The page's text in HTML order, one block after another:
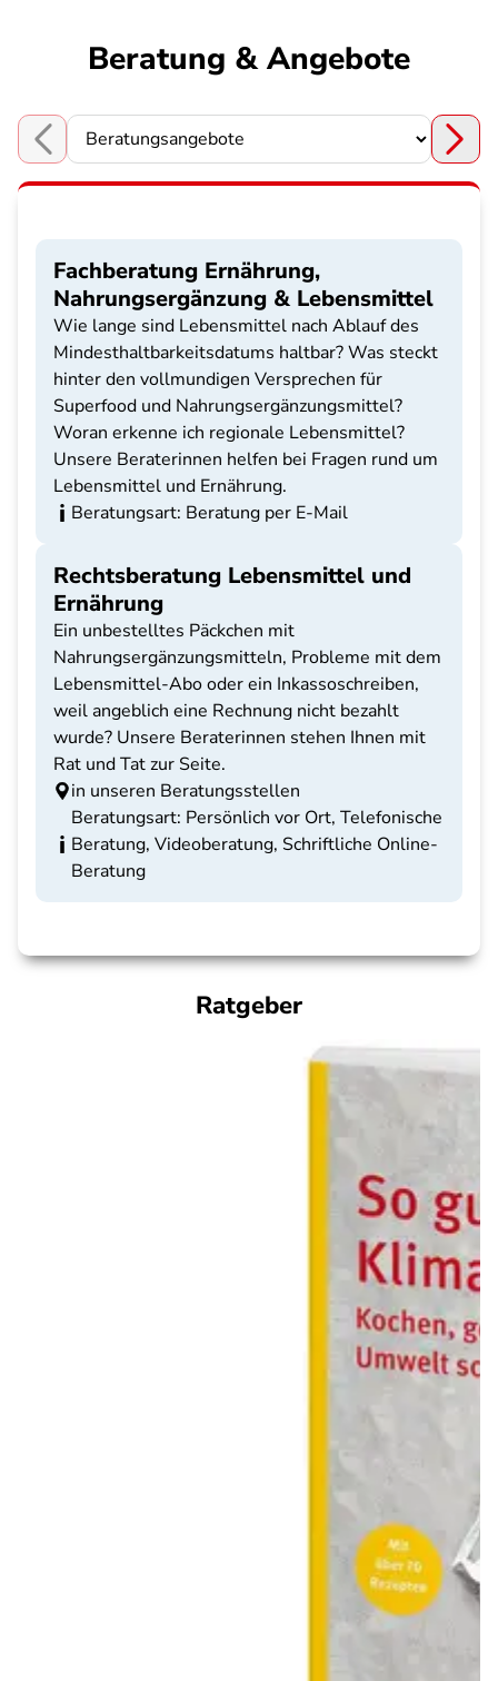
Beratung & Angebote
Choose a section
Fachberatung Ernährung,
Nahrungsergänzung & Lebensmittel
Wie lange sind Lebensmittel nach Ablauf des
Mindesthaltbarkeitsdatums haltbar? Was steckt
hinter den vollmundigen Versprechen für
Superfood und Nahrungsergänzungsmittel?
Woran erkenne ich regionale Lebensmittel?
Unsere Beraterinnen helfen bei Fragen rund um
Lebensmittel und Ernährung.
Beratungsart: Beratung per E-Mail
Rechtsberatung Lebensmittel und
Ernährung
Ein unbestelltes Päckchen mit
Nahrungsergänzungsmitteln, Probleme mit dem
Lebensmittel-Abo oder ein Inkassoschreiben,
weil angeblich eine Rechnung nicht bezahlt
wurde? Unsere Beraterinnen stehen Ihnen mit
Rat und Tat zur Seite.
in unseren Beratungsstellen
Beratungsart: Persönlich vor Ort, Telefonische
Beratung, Videoberatung, Schriftliche Online-
Beratung
Ratgeber